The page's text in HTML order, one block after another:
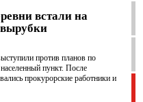
встали на
вырубки
против планов по
пункт. После
прокурорские работники и